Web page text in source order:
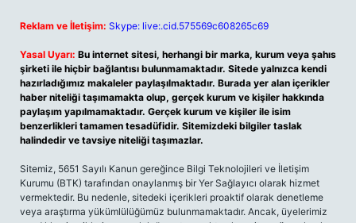
Reklam ve İletişim: Skype: live:.cid.575569c608265c69
Yasal Uyarı: Bu internet sitesi, herhangi bir marka, kurum veya şahıs
şirketi ile hiçbir bağlantısı bulunmamaktadır. Sitede yalnızca kendi
hazırladığımız makaleler paylaşılmaktadır. Burada yer alan içerikler
haber niteliği taşımamakta olup, gerçek kurum ve kişiler hakkında
paylaşım yapılmamaktadır. Gerçek kurum ve kişiler ile isim
benzerlikleri tamamen tesadüfidir. Sitemizdeki bilgiler taslak
halindedir ve tavsiye niteliği taşımazlar.
Sitemiz, 5651 Sayılı Kanun gereğince Bilgi Teknolojileri ve İletişim
Kurumu (BTK) tarafından onaylanmış bir Yer Sağlayıcı olarak hizmet
vermektedir. Bu nedenle, sitedeki içerikleri proaktif olarak denetleme
veya araştırma yükümlülüğümüz bulunmamaktadır. Ancak, üyelerimiz